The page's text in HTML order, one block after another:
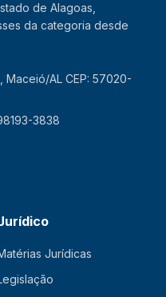
de Alagoas,
da categoria desde
Maceió/AL CEP: 57020-
3838
Jurídicas